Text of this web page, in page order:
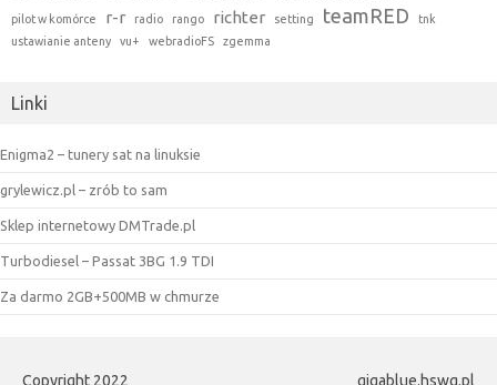
pilot w komórce r-r radio rango richter setting teamRED
tnk
ustawianie anteny
vu+ webradioFS zgemma
Linki
Enigma2 – tunery sat na linuksie
grylewicz.pl – zrób to sam
Sklep internetowy DMTrade.pl
Turbodiesel – Passat 3BG 1.9 TDI
Za darmo 2GB+500MB w chmurze
Copyright 2022 gigablue.hswg.pl